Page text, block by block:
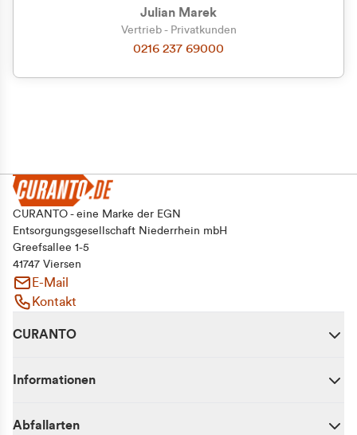
Julian Marek
Vertrieb - Privatkunden
0216 237 69000
CURANTO - eine Marke der EGN
Entsorgungsgesellschaft Niederrhein mbH
Greefsallee 1-5
41747 Viersen
E-Mail
Kontakt
CURANTO
Informationen
Abfallarten